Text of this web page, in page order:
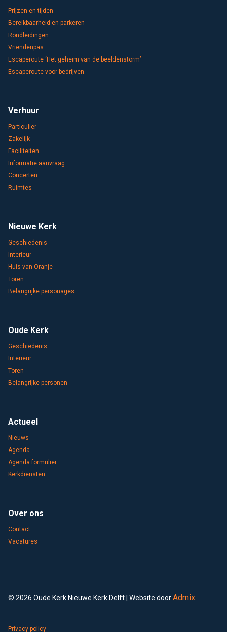
Prijzen en tijden
Bereikbaarheid en parkeren
Rondleidingen
Vriendenpas
Escaperoute ‘Het geheim van de beeldenstorm’
Escaperoute voor bedrijven
Verhuur
Particulier
Zakelijk
Faciliteiten
Informatie aanvraag
Concerten
Ruimtes
Nieuwe Kerk
Geschiedenis
Interieur
Huis van Oranje
Toren
Belangrijke personages
Oude Kerk
Geschiedenis
Interieur
Toren
Belangrijke personen
Actueel
Nieuws
Agenda
Agenda formulier
Kerkdiensten
Over ons
Contact
Vacatures
© 2026 Oude Kerk Nieuwe Kerk Delft | Website doorAdmix
Privacy policy